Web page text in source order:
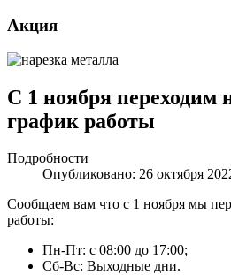
Акция
С 1 ноября переходим
график работы
Подробности
Опубликовано: 26 октября
Сообщаем вам что с 1 ноября мы
работы:
Пн-Пт: с 08:00 до 17:00;
Сб-Вс: Выходные дни.